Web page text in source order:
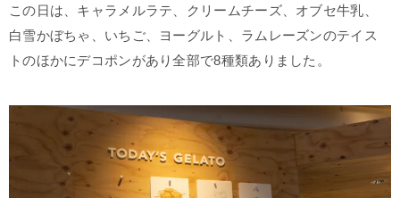
この日は、キャラメルラテ、クリームチーズ、オブセ牛乳、
白雪かぼちゃ、いちご、ヨーグルト、ラムレーズンのテイス
トのほかにデコポンがあり全部で8種類ありました。